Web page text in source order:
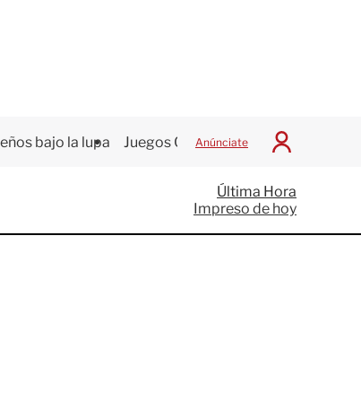
bajo la lupa Juegos Centroamericanos
Anúnciate
I
c
i
a
Última Hora
Impreso de hoy